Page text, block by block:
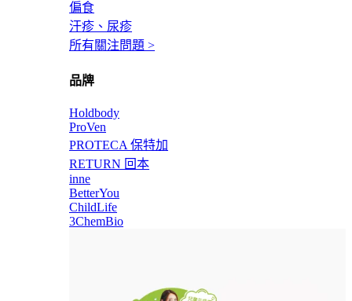
偏食
汗疹、尿疹
所有關注問題 >
品牌
Holdbody
ProVen
PROTECA 保特加
RETURN 回本
inne
BetterYou
ChildLife
3ChemBio